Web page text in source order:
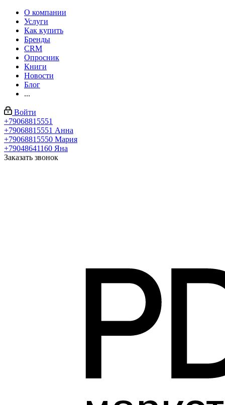
О компании
Услуги
Как купить
Бренды
CRM
Опросник
Книги
Новости
Блог
...
Войти
+79068815551
+79068815551 Анна
+79068815550 Мария
+79048641160 Яна
Заказать звонок